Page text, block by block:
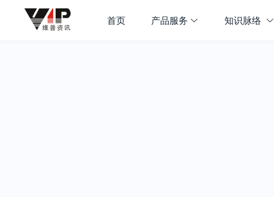
首页 产品服务 知识脉络